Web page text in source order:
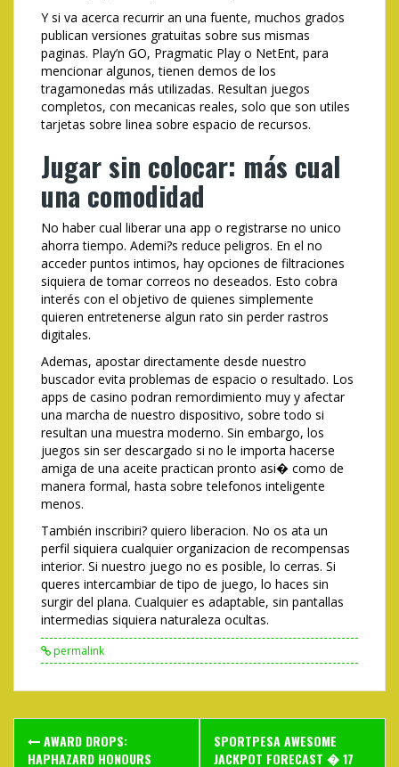
Y si va acerca recurrir an una fuente, muchos grados
publican versiones gratuitas sobre sus mismas
paginas. Play’n GO, Pragmatic Play o NetEnt, para
mencionar algunos, tienen demos de los
tragamonedas más utilizadas. Resultan juegos
completos, con mecanicas reales, solo que son utiles
tarjetas sobre linea sobre espacio de recursos.
Jugar sin colocar: más cual
una comodidad
No haber cual liberar una app o registrarse no unico
ahorra tiempo. Ademi?s reduce peligros. En el no
acceder puntos intimos, hay opciones de filtraciones
siquiera de tomar correos no deseados. Esto cobra
interés con el objetivo de quienes simplemente
quieren entretenerse algun rato sin perder rastros
digitales.
Ademas, apostar directamente desde nuestro
buscador evita problemas de espacio o resultado. Los
apps de casino podran remordimiento muy y afectar
una marcha de nuestro dispositivo, sobre todo si
resultan una muestra moderno. Sin embargo, los
juegos sin ser descargado si no le importa hacerse
amiga de una aceite practican pronto asi� como de
manera formal, hasta sobre telefonos inteligente
menos.
También inscribiri? quiero liberacion. No os ata un
perfil siquiera cualquier organizacion de recompensas
interior. Si nuestro juego no es posible, lo cerras. Si
queres intercambiar de tipo de juego, lo haces sin
surgir del plana. Cualquier es adaptable, sin pantallas
intermedias siquiera naturaleza ocultas.
permalink
PostAWARD DROPS:
HAPHAZARD HONOURS
SPORTPESA AWESOME
JACKPOT FORECAST � 17